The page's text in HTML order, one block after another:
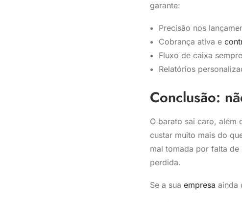
garante:
Precisão nos
Cobrança ativa e
Fluxo de caixa
Relatórios
Conclusão:
O barato sai caro, além
custar muito mais do
mal tomada por falta
perdida.
Se a sua empresa ainda